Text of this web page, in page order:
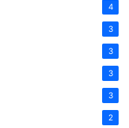
4
3
3
3
3
2